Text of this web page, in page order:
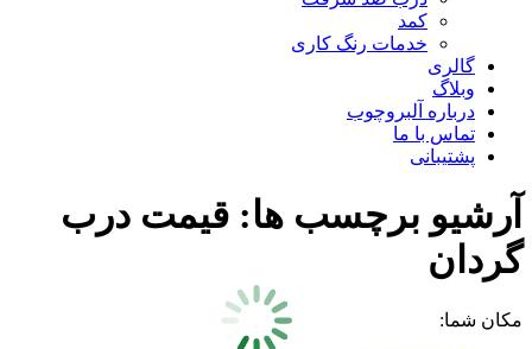
کمد
خدمات رنگ کاری
گالری
وبلاگ
درباره آلبروچوب
تماس با ما
پشتیبانی
آرشیو برچسب ها: قیمت درب
گردان
مکان شما: